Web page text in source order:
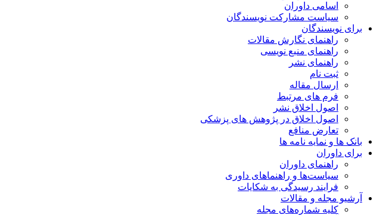
اسامی داوران
سیاست مشارکت نویسندگان
برای نویسندگان
راهنمای نگارش مقالات
راهنمای منبع نویسی
راهنمای نشر
ثبت نام
ارسال مقاله
فرم های مرتبط
اصول اخلاق نشر
اصول اخلاق در پژوهش های پزشکی
تعارض منافع
بانک ها و نمایه نامه ها
برای داوران
راهنمای داوران
سیاست‌ها و راهنماهای داوری
فرایند رسیدگی به شکایات
آرشیو مجله و مقالات
کلیه شماره‌های مجله